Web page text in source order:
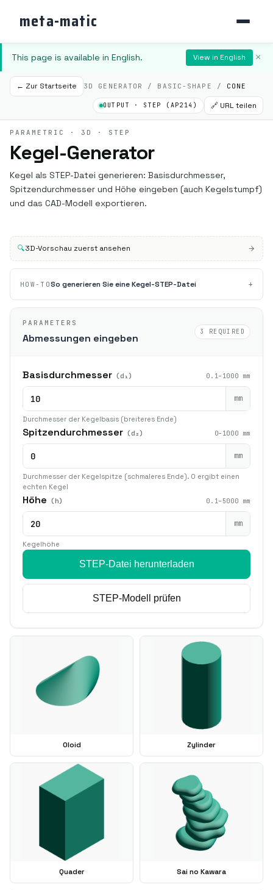
meta-matic
This page is available in English. View in English ×
← Zur Startseite 3D GENERATOR / BASIC-SHAPE / CONE
OUTPUT · STEP (AP214) 🔗 URL teilen
PARAMETRIC · 3D · STEP
Kegel-Generator
Kegel als STEP-Datei generieren: Basisdurchmesser,
Spitzendurchmesser und Höhe eingeben (auch Kegelstumpf)
und das CAD-Modell exportieren.
🔍3D-Vorschau zuerst ansehen
HOW-TOSo generieren Sie eine Kegel-STEP-Datei +
PARAMETERS
Abmessungen eingeben
3 REQUIRED
Basisdurchmesser (d₁) 0.1–1000 mm
mm
Durchmesser der Kegelbasis (breiteres Ende)
Spitzendurchmesser (d₂) 0–1000 mm
mm
Durchmesser der Kegelspitze (schmaleres Ende). 0 ergibt einen
echten Kegel
Höhe (h) 0.1–5000 mm
mm
Kegelhöhe
STEP-Datei herunterladen
STEP-Modell prüfen
Oloid Zylinder
Quader Sai no Kawara